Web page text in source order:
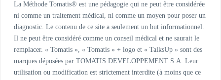
La Méthode Tomatis® est une pédagogie qui ne peut être considérée
ni comme un traitement médical, ni comme un moyen pour poser un
diagnostic. Le contenu de ce site a seulement un but informationnel.
Il ne peut être considéré comme un conseil médical et ne saurait le
remplacer. « Tomatis », « Tomatis » + logo et « TalksUp » sont des
marques déposées par TOMATIS DEVELOPPEMENT S.A. Leur
utilisation ou modification est strictement interdite (à moins que ce